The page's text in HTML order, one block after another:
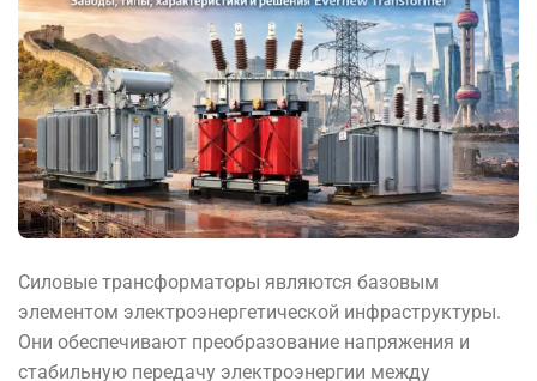
Силовые трансформаторы являются базовым
элементом электроэнергетической инфраструктуры.
Они обеспечивают преобразование напряжения и
стабильную передачу электроэнергии между